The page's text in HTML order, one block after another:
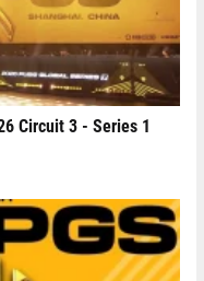
Circuit 3 - Series 1